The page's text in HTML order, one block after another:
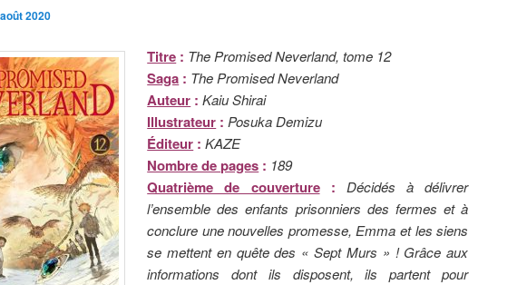
2020
Titre : The Promised Neverland, tome 12
Saga : The Promised Neverland
Auteur :Kaiu Shirai
Illustrateur :Posuka Demizu
Éditeur : KAZE
Nombre de pages : 189
Quatrième de couverture: Décidés à délivrer
l’ensemble des enfants prisonniers des fermes et à
conclure une nouvelles promesse, Emma et les siens
se mettent en quête des « Sept Murs » ! Grâce aux
informations dont ils disposent, ils partent pour